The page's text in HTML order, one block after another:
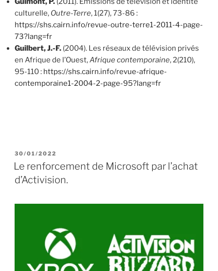
culturelle, Outre-Terre, 1(27), 73-86 :
https://shs.cairn.info/revue-outre-terre1-2011-4-page-
73?lang=fr
Guilbert, J.-F. (2004). Les réseaux de télévision privés
en Afrique de l’Ouest,Afrique contemporaine, 2(210),
95-110 : https://shs.cairn.info/revue-afrique-
contemporaine1-2004-2-page-95?lang=fr
P
U
B
L
L
30/01/2022
Le renforcement de Microsoft par l’achat
d’Activision.